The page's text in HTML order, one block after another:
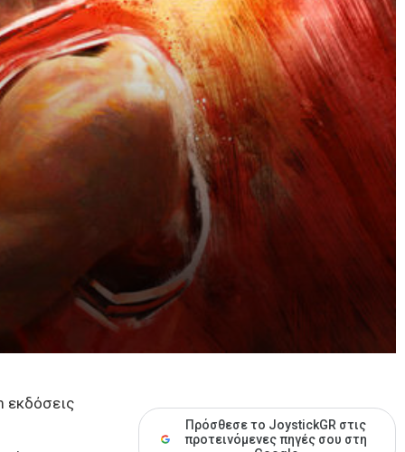
εκδόσεις
Πρόσθεσε το JoystickGR στις
προτεινόμενες πηγές σου στη